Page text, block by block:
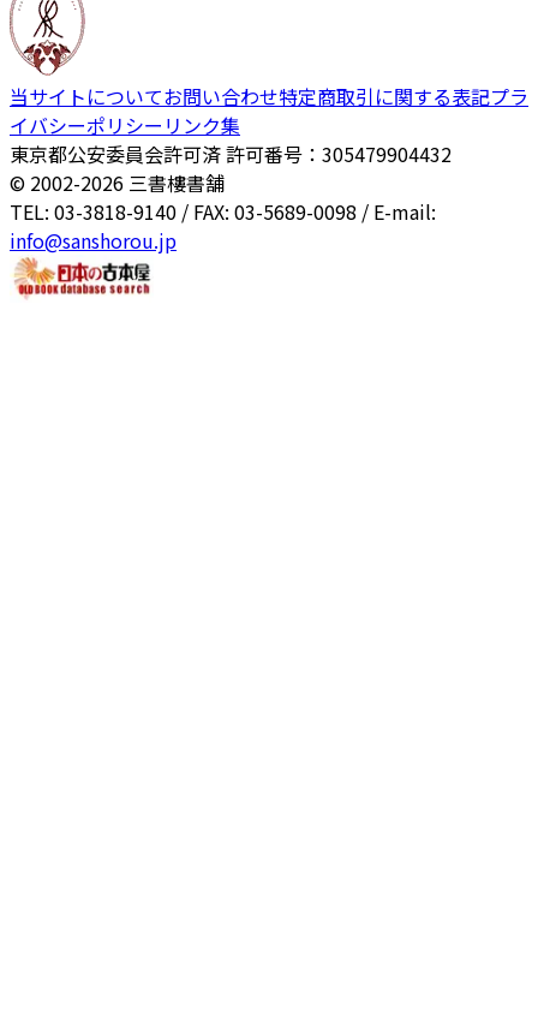
当サイトについてお問い合わせ特定商取引に関する表記プラ
イバシーポリシー リンク集
東京都公安委員会許可済 許可番号：305479904432
© 2002-2026 三書樓書舗
TEL: 03-3818-9140 / FAX: 03-5689-0098 / E-mail:
info@sanshorou.jp